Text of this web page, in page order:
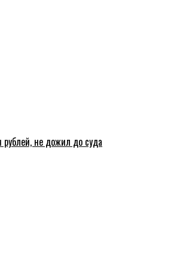
не дожил до суда